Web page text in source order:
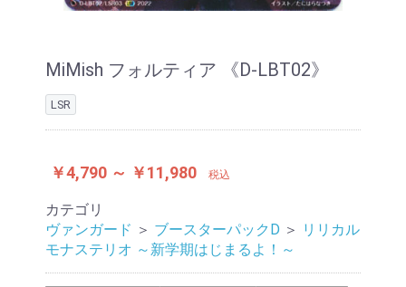
MiMish フォルティア 《D-LBT02》
LSR
￥4,790 ～ ￥11,980 税込
カテゴリ
ヴァンガード ＞ ブースターパックD ＞ リリカル
モナステリオ ～新学期はじまるよ！～